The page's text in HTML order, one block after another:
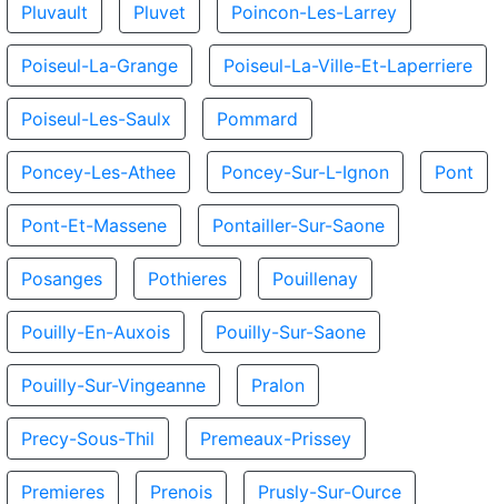
Pluvault Pluvet Poincon-Les-Larrey
Poiseul-La-Grange Poiseul-La-Ville-Et-Laperriere
Poiseul-Les-Saulx Pommard
Poncey-Les-Athee Poncey-Sur-L-Ignon Pont
Pont-Et-Massene Pontailler-Sur-Saone
Posanges Pothieres Pouillenay
Pouilly-En-Auxois Pouilly-Sur-Saone
Pouilly-Sur-Vingeanne Pralon
Precy-Sous-Thil Premeaux-Prissey
Premieres Prenois Prusly-Sur-Ource